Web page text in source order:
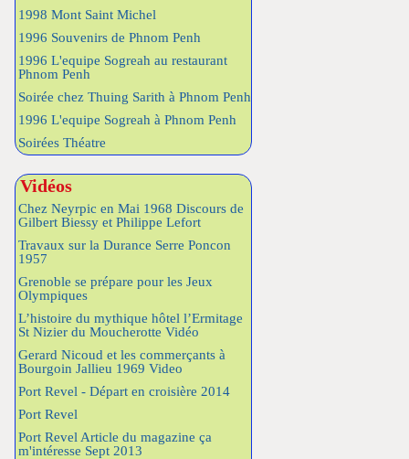
1998 Mont Saint Michel
1996 Souvenirs de Phnom Penh
1996 L'equipe Sogreah au restaurant
Phnom Penh
Soirée chez Thuing Sarith à Phnom Penh
1996 L'equipe Sogreah à Phnom Penh
Soirées Théatre
Vidéos
Chez Neyrpic en Mai 1968 Discours de
Gilbert Biessy et Philippe Lefort
Travaux sur la Durance Serre Poncon
1957
Grenoble se prépare pour les Jeux
Olympiques
L’histoire du mythique hôtel l’Ermitage
St Nizier du Moucherotte Vidéo
Gerard Nicoud et les commerçants à
Bourgoin Jallieu 1969 Video
Port Revel - Départ en croisière 2014
Port Revel
Port Revel Article du magazine ça
m'intéresse Sept 2013